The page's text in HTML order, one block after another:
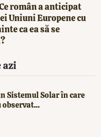
român a anticipat
Uniuni Europene cu
ca ea să se
azi
Sistemul Solar în care